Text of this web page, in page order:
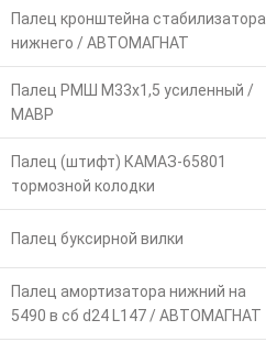
Палец кронштейна стабилизатора
нижнего / АВТОМАГНАТ
Палец РМШ М33х1,5 усиленный /
МАВР
Палец (штифт) КАМАЗ-65801
тормозной колодки
Палец буксирной вилки
Палец амортизатора нижний на
5490 в сб d24 L147 / АВТОМАГНАТ